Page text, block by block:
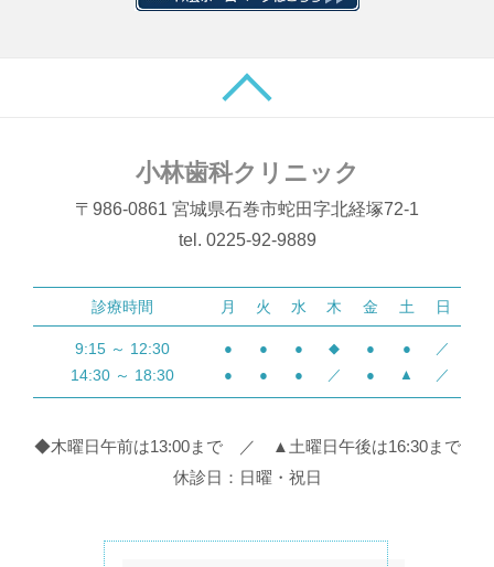
小林歯科クリニック
〒986-0861 宮城県石巻市蛇田字北経塚72-1
tel. 0225-92-9889
診療時間 月 火 水 木 金 土 日
9:15 ～ 12:30 ● ● ● ◆ ● ● ／
14:30 ～ 18:30 ● ● ● ／ ● ▲ ／
◆木曜日午前は13:00まで ／ ▲土曜日午後は16:30まで
休診日：日曜・祝日